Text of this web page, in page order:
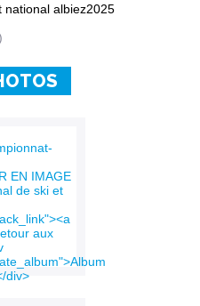
national albiez2025